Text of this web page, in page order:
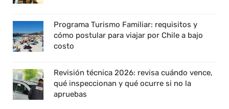
Programa Turismo Familiar: requisitos y
cómo postular para viajar por Chile a bajo
costo
Revisión técnica 2026: revisa cuándo vence,
qué inspeccionan y qué ocurre si no la
apruebas